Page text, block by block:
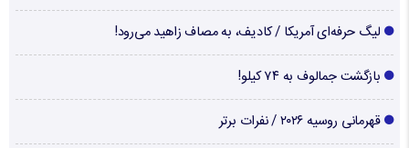
لیگ حرفه‌ای آمریکا / کادیف، به مصاف زاهید می‌رود!
بازگشت جمالوف به ۷۴ کیلو!
قهرمانی روسیه ۲۰۲۶ / نفرات برتر